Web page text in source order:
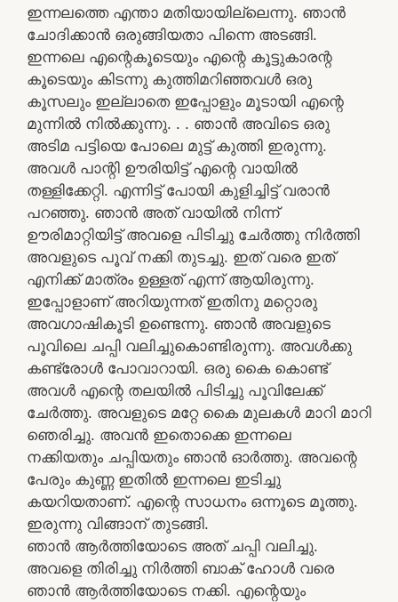
ഇന്നലത്തെ എന്താ മതിയായില്ലെന്നു. ഞാൻ
ചോദിക്കാൻ ഒരുങ്ങിയതാ പിന്നെ അടങ്ങി.
ഇന്നലെ എന്റെകൂടെയും എന്റെ കൂട്ടുകാരന്റ
കൂടെയും കിടന്നു കുത്തിമറിഞ്ഞവൾ ഒരു
കൂസലും ഇല്ലാതെ ഇപ്പോളും മൂടായി എന്റെ
മുന്നിൽ നിൽക്കുന്നു. . . ഞാൻ അവിടെ ഒരു
അടിമ പട്ടിയെ പോലെ മുട്ട് കുത്തി ഇരുന്നു.
അവൾ പാന്റി ഊരിയിട്ട് എന്റെ വായിൽ
തള്ളിക്കേറ്റി. എന്നിട്ട് പോയി കുളിച്ചിട്ട് വരാൻ
പറഞ്ഞു. ഞാൻ അത് വായിൽ നിന്ന്
ഊരിമാറ്റിയിട്ട് അവളെ പിടിച്ചു ചേർത്തു നിർത്തി
അവളുടെ പൂവ് നക്കി തുടച്ചു. ഇത് വരെ ഇത്
എനിക്ക് മാത്രം ഉള്ളത്‌ എന്ന് ആയിരുന്നു.
ഇപ്പോളാണ് അറിയുന്നത് ഇതിനു മറ്റൊരു
അവഗാഷികൂടി ഉണ്ടെന്നു. ഞാൻ അവളുടെ
പൂവിലെ ചപ്പി വലിച്ചുകൊണ്ടിരുന്നു. അവൾക്കു
കണ്ട്രോൾ പോവാറായി. ഒരു കൈ കൊണ്ട്
അവൾ എന്റെ തലയിൽ പിടിച്ചു പൂവിലേക്ക്
ചേർത്തു. അവളുടെ മറ്റേ കൈ മുലകൾ മാറി മാറി
ഞെരിച്ചു. അവൻ ഇതൊക്കെ ഇന്നലെ
നക്കിയതും ചപ്പിയതും ഞാൻ ഓർത്തു. അവന്റെ
പേരും കുണ്ണ ഇതിൽ ഇന്നലെ ഇടിച്ചു
കയറിയതാണ്. എന്റെ സാധനം ഒന്നൂടെ മൂത്തു.
ഇരുന്നു വിങ്ങാന് തുടങ്ങി.
ഞാൻ ആർത്തിയോടെ അത് ചപ്പി വലിച്ചു.
അവളെ തിരിച്ചു നിർത്തി ബാക് ഹോൾ വരെ
ഞാൻ ആർത്തിയോടെ നക്കി. എന്റെയും